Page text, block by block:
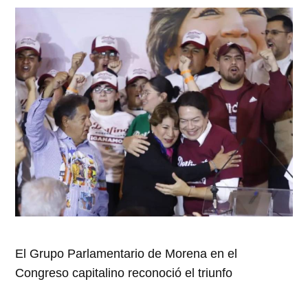
abre
ventana
nueva)
abre abre
ventana
nueva)
abre
ventana
nueva)
abre
en
una
ventana
nueva)
El Grupo Parlamentario de Morena en el
Congreso capitalino reconoció el triunfo